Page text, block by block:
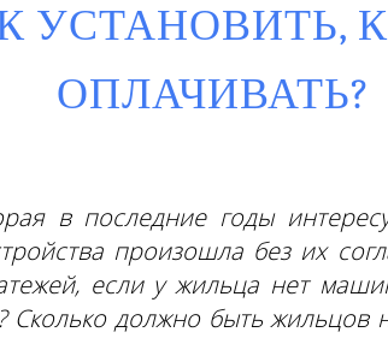
УСТАНОВИТЬ,
ОПЛАЧИВАТЬ?
в последние годы
произошла без их
если у жильца нет
Сколько должно быть